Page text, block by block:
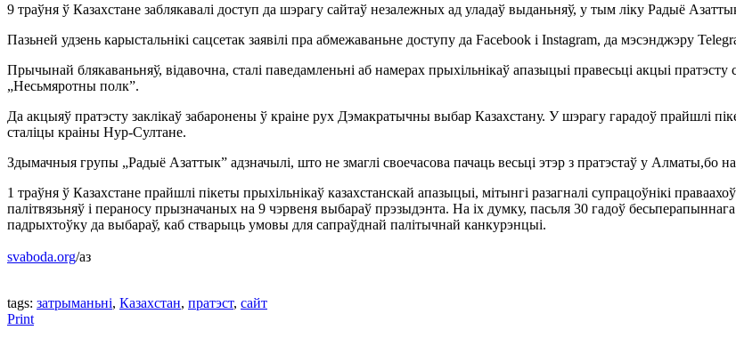
9 траўня ў Казахстане заблякавалі доступ да шэрагу сайтаў незалежных ад уладаў выданьняў, у тым ліку Радыё
Пазьней удзень карыстальнікі сацсетак заявілі пра абмежаваньне доступу да Facebook і Instagram, да мэсэнджэру
Прычынай блякаваньняў, відавочна, сталі паведамленьні аб намерах прыхільнікаў апазыцыі правесьці акцыі
„Несьмяротны полк”.
Да акцыяў пратэсту заклікаў забаронены ў краіне рух Дэмакратычны выбар Казахстану. У шэрагу гарадоў прайшлі
сталіцы краіны Нур-Султане.
Здымачныя групы „Радыё Азаттык” адзначылі, што не змаглі своечасова пачаць весьці этэр з пратэстаў у Алматы,бо
1 траўня ў Казахстане прайшлі пікеты прыхільнікаў казахстанскай апазыцыі, мітынгі разагналі супрацоўнікі
палітвязьняў і пераносу прызначаных на 9 чэрвеня выбараў прэзыдэнта. На іх думку, пасьля 30 гадоў
падрыхтоўку да выбараў, каб стварыць умовы для сапраўднай палітычнай канкурэнцыі.
svaboda.org/аз
tags: затрыманьні, Казахстан, пратэст, сайт
Print